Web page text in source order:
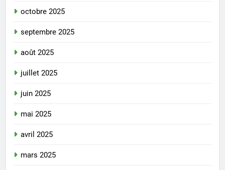
octobre 2025
septembre 2025
août 2025
juillet 2025
juin 2025
mai 2025
avril 2025
mars 2025